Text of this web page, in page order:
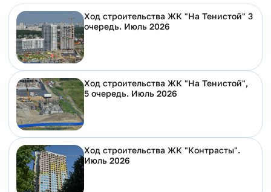
Ход строительства ЖК "На Тенистой" 3
очередь. Июль 2026
Ход строительства ЖК "На Тенистой",
5 очередь. Июль 2026
Ход строительства ЖК "Контрасты".
Июль 2026